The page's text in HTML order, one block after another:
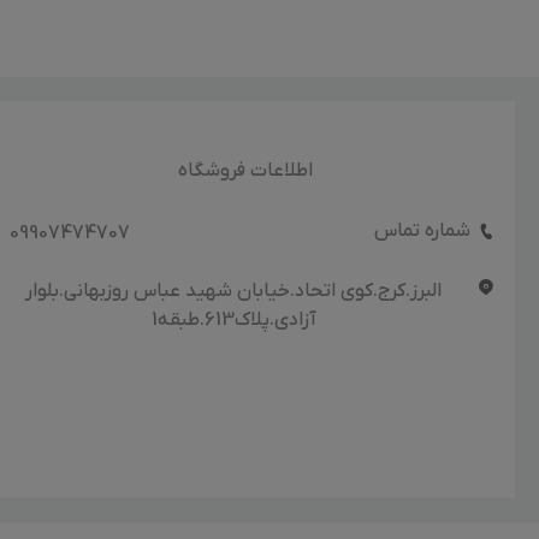
اطلاعات فروشگاه
شماره تماس 09907474707
البرز.کرج.کوی اتحاد.خیابان شهید عباس روزبهانی.بلوار
آزادی.پلاک613.طبقه1